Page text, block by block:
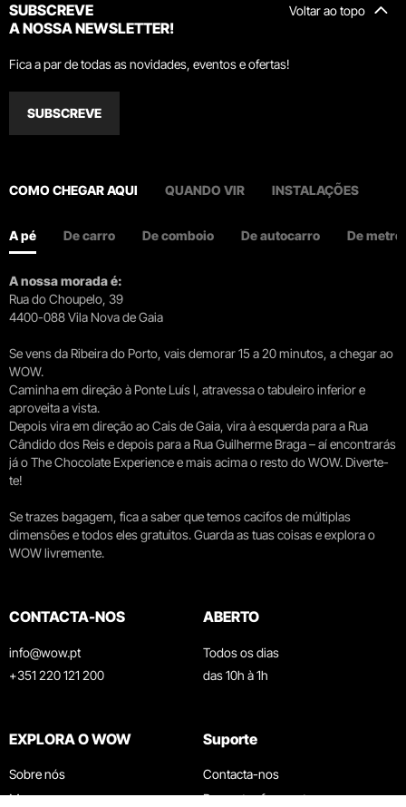
Voltar ao topo
SUBSCREVE
A NOSSA NEWSLETTER!
Fica a par de todas as novidades, eventos e ofertas!
SUBSCREVE
COMO CHEGAR AQUI QUANDO VIR INSTALAÇÕES
A pé De carro De comboio De autocarro De metro
A nossa morada é:
Rua do Choupelo, 39
4400-088 Vila Nova de Gaia
Se vens da Ribeira do Porto, vais demorar 15 a 20 minutos, a chegar ao
WOW.
Caminha em direção à Ponte Luís I, atravessa o tabuleiro inferior e
aproveita a vista.
Depois vira em direção ao Cais de Gaia, vira à esquerda para a Rua
Cândido dos Reis e depois para a Rua Guilherme Braga – aí encontrarás
já o The Chocolate Experience e mais acima o resto do WOW. Diverte-
te!
Se trazes bagagem, fica a saber que temos cacifos de múltiplas
dimensões e todos eles gratuitos. Guarda as tuas coisas e explora o
WOW livremente.
CONTACTA-NOS
info@wow.pt
+351 220 121 200
ABERTO
Todos os dias
das 10h à 1h
EXPLORA O WOW
Sobre nós
Museus
Suporte
Contacta-nos
Perguntas frequentes